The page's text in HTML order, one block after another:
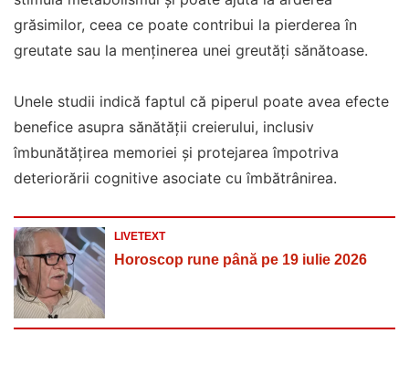
grăsimilor, ceea ce poate contribui la pierderea în
greutate sau la menținerea unei greutăți sănătoase.
Unele studii indică faptul că piperul poate avea efecte
benefice asupra sănătății creierului, inclusiv
îmbunătățirea memoriei și protejarea împotriva
deteriorării cognitive asociate cu îmbătrânirea.
LIVETEXT
Horoscop rune până pe 19 iulie 2026